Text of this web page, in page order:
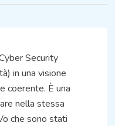
Security
in una visione
coerente. È una
nella stessa
che sono stati